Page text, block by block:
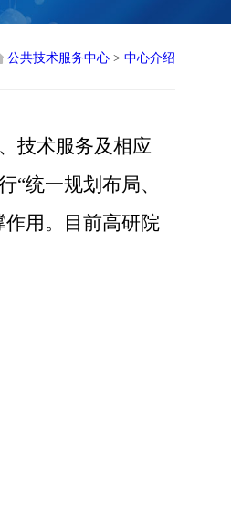
公共技术服务中心 > 中心介绍
技术服务及相应
统一规划布局、
用。目前高研院